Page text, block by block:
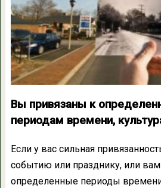
Вы привязаны к
периодам времени,
Если у вас сильная
событию или празднику, или
определенные периоды